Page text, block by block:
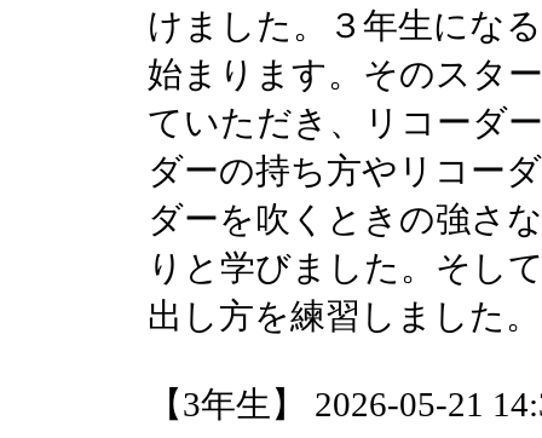
けました。３年生にな
始まります。そのスタ
ていただき、リコーダ
ダーの持ち方やリコー
ダーを吹くときの強さ
りと学びました。そし
出し方を練習しました。
【3年生】 2026-05-21